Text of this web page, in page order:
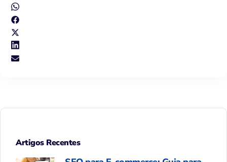
Artigos Recentes